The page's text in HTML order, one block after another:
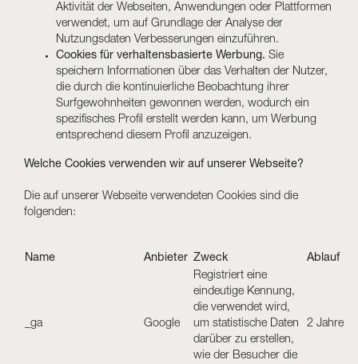
Aktivität der Webseiten, Anwendungen oder Plattformen
verwendet, um auf Grundlage der Analyse der
Nutzungsdaten Verbesserungen einzuführen.
Cookies für verhaltensbasierte Werbung. Sie
speichern Informationen über das Verhalten der Nutzer,
die durch die kontinuierliche Beobachtung ihrer
Surfgewohnheiten gewonnen werden, wodurch ein
spezifisches Profil erstellt werden kann, um Werbung
entsprechend diesem Profil anzuzeigen.
Welche Cookies verwenden wir auf unserer Webseite?
Die auf unserer Webseite verwendeten Cookies sind die
folgenden:
Name Anbieter Zweck Ablauf
_ga Google
Registriert eine
eindeutige Kennung,
die verwendet wird,
um statistische Daten
darüber zu erstellen,
wie der Besucher die
2 Jahre